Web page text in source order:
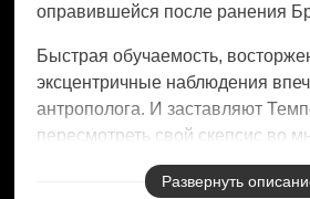
оправившейся после ранения
Быстрая обучаемость,
эксцентричные наблюдения
антрополога. И заставляют
пересмотреть свой скепсис во
псевдонаучных вопросах. А на
загадки «свежих» останков.
Развернуть